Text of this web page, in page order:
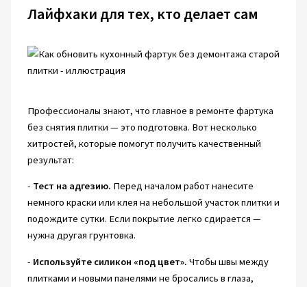
Лайфхаки для тех, кто делает сам
Профессионалы знают, что главное в ремонте фартука
без снятия плитки — это подготовка. Вот несколько
хитростей, которые помогут получить качественный
результат:
- Тест на адгезию. Перед началом работ нанесите
немного краски или клея на небольшой участок плитки и
подождите сутки. Если покрытие легко сдирается —
нужна другая грунтовка.
- Используйте силикон «под цвет». Чтобы швы между
плитками и новыми панелями не бросались в глаза,